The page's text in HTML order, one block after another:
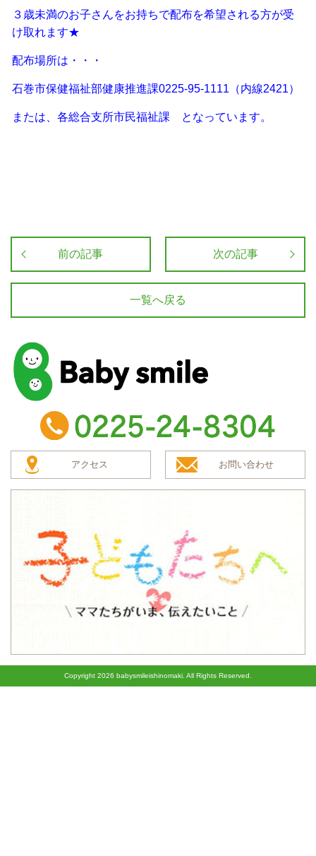
３歳未満のお子さんをお持ちで配布を希望される方が受
け取れます★
配布場所は・・・
石巻市保健福祉部健康推進課0225-95-1111（内線2421）
または、各総合支所市民福祉課 となっています。
前の記事 次の記事
一覧へ戻る
baby smile
TEL：0225-24-8304
アクセス お問い合わせ
Copyright 2026 babysmileishinomaki. All Rights Reserved.